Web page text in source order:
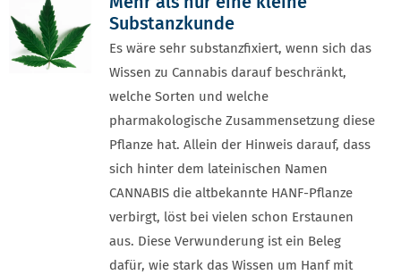
Substanzkunde
Es wäre sehr substanzfixiert, wenn sich das
Wissen zu Cannabis darauf beschränkt,
welche Sorten und welche
pharmakologische Zusammensetzung diese
Pflanze hat. Allein der Hinweis darauf, dass
sich hinter dem lateinischen Namen
CANNABIS die altbekannte HANF-Pflanze
verbirgt, löst bei vielen schon Erstaunen
aus. Diese Verwunderung ist ein Beleg
dafür, wie stark das Wissen um Hanf mit